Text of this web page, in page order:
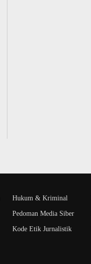
Hukum & Kriminal
Pedoman Media Siber
Kode Etik Jurnalistik